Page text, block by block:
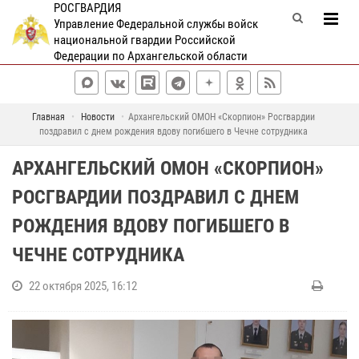
РОСГВАРДИЯ
Управление Федеральной службы войск
национальной гвардии Российской
Федерации по Архангельской области
Главная Новости
Архангельский ОМОН «Скорпион» Росгвардии
поздравил с днем рождения вдову погибшего в Чечне сотрудника
АРХАНГЕЛЬСКИЙ ОМОН «СКОРПИОН»
РОСГВАРДИИ ПОЗДРАВИЛ С ДНЕМ
РОЖДЕНИЯ ВДОВУ ПОГИБШЕГО В
ЧЕЧНЕ СОТРУДНИКА
22 октября 2025, 16:12